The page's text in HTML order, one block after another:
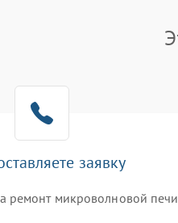
заявку
ремонт микроволновой печи